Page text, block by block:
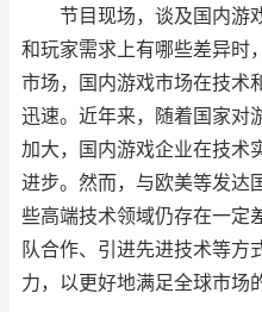
节目现场，谈及国内游
和玩家需求上有哪些差异时
市场，国内游戏市场在技术
迅速。近年来，随着国家对
加大，国内游戏企业在技术
进步。然而，与欧美等发达
些高端技术领域仍存在一定
队合作、引进先进技术等方
力，以更好地满足全球市场